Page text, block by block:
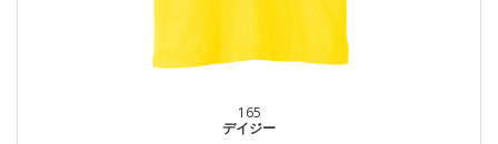
165
デイジー